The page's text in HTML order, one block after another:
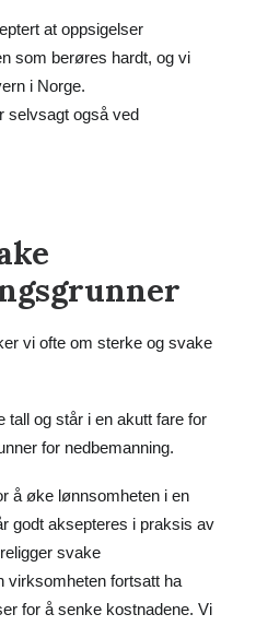
at oppsigelser
som berøres hardt, og vi
i Norge.
selvsagt også ved
vi ofte om sterke og svake
og står i en akutt fare for
for nedbemanning.
å øke lønnsomheten i en
godt aksepteres i praksis av
svake
virksomheten fortsatt ha
for å senke kostnadene. Vi